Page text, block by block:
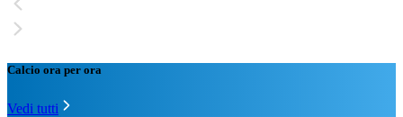
Calcio ora per ora
Vedi tutti